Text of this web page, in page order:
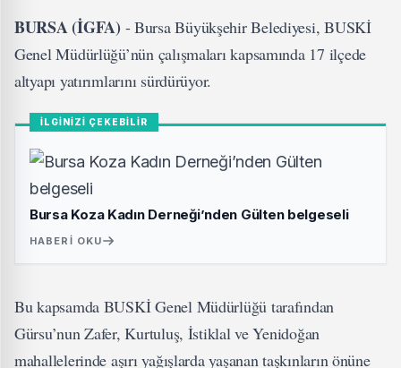
BURSA (İGFA) - Bursa Büyükşehir Belediyesi, BUSKİ
Genel Müdürlüğü’nün çalışmaları kapsamında 17 ilçede
altyapı yatırımlarını sürdürüyor.
İLGİNİZİ ÇEKEBİLİR
Bursa Koza Kadın Derneği’nden Gülten belgeseli
HABERI OKU
Bu kapsamda BUSKİ Genel Müdürlüğü tarafından
Gürsu’nun Zafer, Kurtuluş, İstiklal ve Yenidoğan
mahallelerinde aşırı yağışlarda yaşanan taşkınların önüne